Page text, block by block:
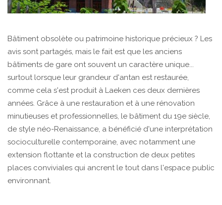
Bâtiment obsolète ou patrimoine historique précieux ? Les
avis sont partagés, mais le fait est que les anciens
bâtiments de gare ont souvent un caractère unique...
surtout lorsque leur grandeur d'antan est restaurée,
comme cela s'est produit à Laeken ces deux dernières
années. Grâce à une restauration et à une rénovation
minutieuses et professionnelles, le bâtiment du 19e siècle,
de style néo-Renaissance, a bénéficié d'une interprétation
socioculturelle contemporaine, avec notamment une
extension flottante et la construction de deux petites
places conviviales qui ancrent le tout dans l'espace public
environnant.